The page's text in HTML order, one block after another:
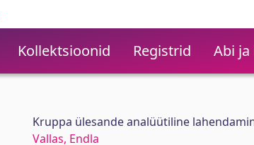
Kollektsioonid Registrid Abi
Kruppa ülesande analüütiline
Vallas, Endla